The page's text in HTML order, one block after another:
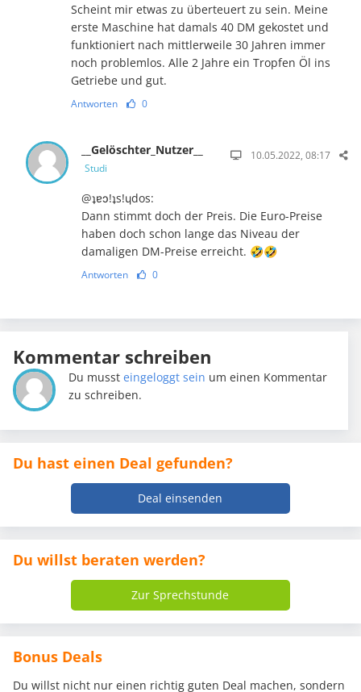
Scheint mir etwas zu überteuert zu sein. Meine
erste Maschine hat damals 40 DM gekostet und
funktioniert nach mittlerweile 30 Jahren immer
noch problemlos. Alle 2 Jahre ein Tropfen Öl ins
Getriebe und gut.
Antworten 0
__Gelöschter_Nutzer__
Studi
10.05.2022, 08:17
@ʇɐɔ!ʇs!ɥdos:
Dann stimmt doch der Preis. Die Euro-Preise
haben doch schon lange das Niveau der
damaligen DM-Preise erreicht. 🤣🤣
Antworten 0
Kommentar schreiben
Du mussteingeloggt sein um einen Kommentar
zu schreiben.
Du hast einen Deal gefunden?
Deal einsenden
Du willst beraten werden?
Zur Sprechstunde
Bonus Deals
Du willst nicht nur einen richtig guten Deal machen, sondern